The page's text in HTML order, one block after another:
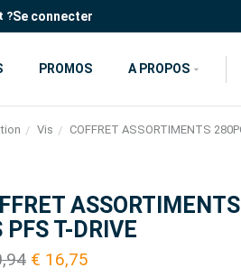
?Se connecter
PROMOS A PROPOS
Vis COFFRET ASSORTIMENTS
PFS T-DRIVE
€ 16,75